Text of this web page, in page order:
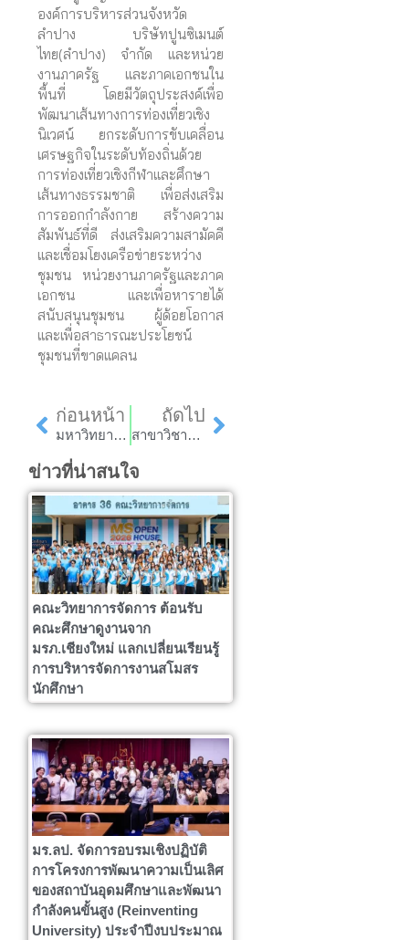
องค์การบริหารส่วนจังหวัด
ลำปาง บริษัทปูนซิเมนต์
ไทย(ลำปาง) จำกัด และหน่วย
งานภาครัฐ และภาคเอกชนใน
พื้นที่ โดยมีวัตถุประสงค์เพื่อ
พัฒนาเส้นทางการท่องเที่ยวเชิง
นิเวศน์ ยกระดับการขับเคลื่อน
เศรษฐกิจในระดับท้องถิ่นด้วย
การท่องเที่ยวเชิงกีฬาและศึกษา
เส้นทางธรรมชาติ เพื่อส่งเสริม
การออกกำลังกาย สร้างความ
สัมพันธ์ที่ดี ส่งเสริมความสามัคคี
และเชื่อมโยงเครือข่ายระหว่าง
ชุมชน หน่วยงานภาครัฐและภาค
เอกชน และเพื่อหารายได้
สนับสนุนชุมชน ผู้ด้อยโอกาส
และเพื่อสาธารณะประโยชน์
ชุมชนที่ขาดแคลน
Prev
ก่อนหน้า
มหาวิทยาลัยราชภัฏลำปาง ถ่ายทอดนวัตกรรมจากงานวิจัยสู่ทัณฑสถานบำบัดพิเศษลำปาง
ถัดไป
สาขาวิชาการบัญชี คณะวิทยาการจัดการ มหาวิทยาลัยราชภัฏลำปาง ขอเชิญผู้สอบบัญชี ผู้ทำบัญชี ผู้ประกอบการ ผู้สนใจ เข้าอบรม “การวิเคราะห์รายงานทางการเงิน และการ Update กฎหมายภาษีปี 2567 เพื่อเตรียมความพร้อมก่อนรับการตรวจสอบหลังวันสิ้นรอบระยะเวลาบัญชี”
Next
ข่าวที่น่าสนใจ
คณะวิทยาการจัดการ ต้อนรับ
คณะศึกษาดูงานจาก
มรภ.เชียงใหม่ แลกเปลี่ยนเรียนรู้
การบริหารจัดการงานสโมสร
นักศึกษา
มร.ลป. จัดการอบรมเชิงปฏิบัติ
การโครงการพัฒนาความเป็นเลิศ
ของสถาบันอุดมศึกษาและพัฒนา
กำลังคนขั้นสูง (Reinventing
University) ประจำปีงบประมาณ